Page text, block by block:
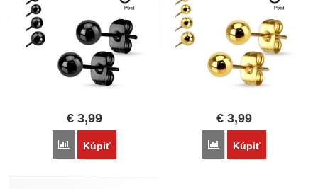
€ 3,99
Porovnať
Kúpiť
€3,99
Porovnať
Kúpiť